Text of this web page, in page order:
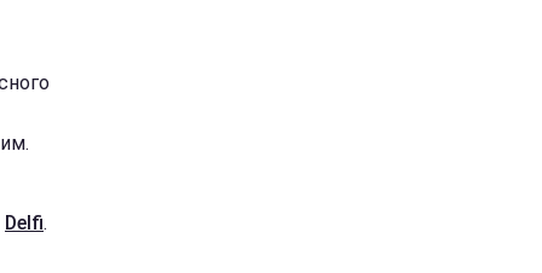
Delfi.